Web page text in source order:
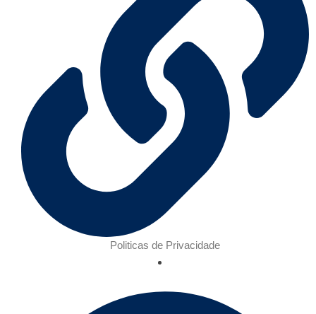
Politicas de Privacidade